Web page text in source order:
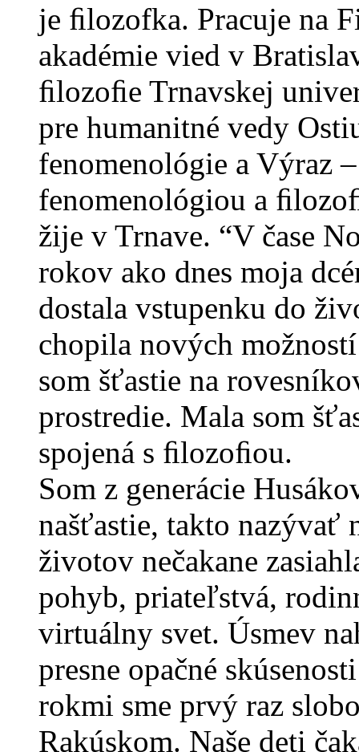
je ﬁlozofka. Pracuje na
akadémie vied v
ﬁlozoﬁe Trnavskej
pre humanitné vedy
fenomenológie a Výraz
fenomenológiou a
žije v Trnave. “V čase
rokov ako dnes moja
dostala vstupenku do
chopila nových
som šťastie na
prostredie. Mala som
spojená s ﬁlozoﬁou.
Som z generácie
našťastie, takto nazývať
životov nečakane
pohyb, priateľstvá,
virtuálny svet. Úsmev
presne opačné
rokmi sme prvý raz
Rakúskom. Naše deti